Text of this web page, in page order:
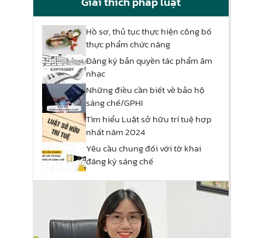
Hồ sơ, thủ tục thực hiện công bố
thực phẩm chức năng
Đăng ký bản quyền tác phẩm âm
nhạc
Những điều cần biết về bảo hộ
sáng chế/GPHI
Tìm hiểu Luật sở hữu trí tuệ hợp
nhất năm 2024
Yêu cầu chung đối với tờ khai
đăng ký sáng chế